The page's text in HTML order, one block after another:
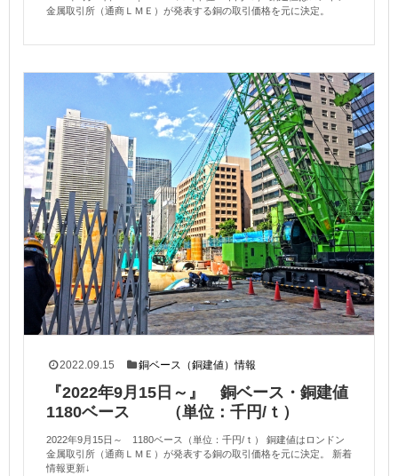
金属取引所（通商ＬＭＥ）が発表する銅の取引価格を元に決定。
2022.09.15 銅ベース（銅建値）情報
『2022年9月15日～』 銅ベース・銅建値
1180ベース （単位：千円/ｔ）
2022年9月15日～ 1180ベース（単位：千円/ｔ） 銅建値はロンドン
金属取引所（通商ＬＭＥ）が発表する銅の取引価格を元に決定。 新着
情報更新↓